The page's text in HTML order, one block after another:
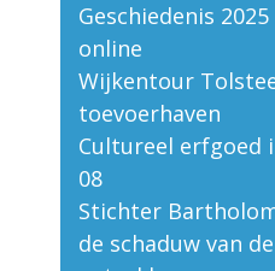
Geschiedenis
online
Wijkentour
toevoerhaven
Cultureel erfgoed
08
Stichter
de schaduw van